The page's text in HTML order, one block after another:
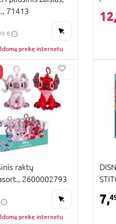
71413
€
prekę internetu
12,
raktų
2600002793
prekę internetu
7,